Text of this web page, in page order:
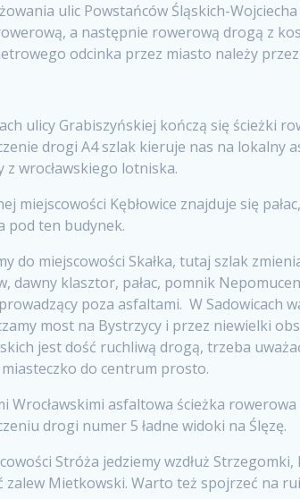
ulic Powstańców Śląskich-
a następnie rowerową drogą z
odcinka przez miasto należy
ulicy Grabiszyńskiej kończą się ścieżki
drogi A4 szlak kieruje nas na lokalny
z wrocławskiego lotniska.
miejscowości Kębłowice znajduje się
pod ten budynek.
do miejscowości Skałka, tutaj szlak
dawny klasztor, pałac, pomnik
poza asfaltami. W Sadowicach
most na Bystrzycy i przez niewielki
jest dość ruchliwą drogą, trzeba
do centrum prosto.
Wrocławskimi asfaltowa ścieżka
drogi numer 5 ładne widoki na Ślęzę.
Stróża jedziemy wzdłuż
zalew Mietkowski. Warto też spojrzeć na